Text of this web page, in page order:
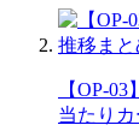
【OP-
当たり